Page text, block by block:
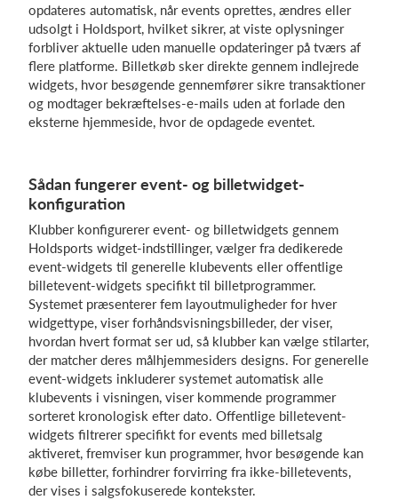
opdateres automatisk, når events oprettes, ændres eller
udsolgt i Holdsport, hvilket sikrer, at viste oplysninger
forbliver aktuelle uden manuelle opdateringer på tværs af
flere platforme. Billetkøb sker direkte gennem indlejrede
widgets, hvor besøgende gennemfører sikre transaktioner
og modtager bekræftelses-e-mails uden at forlade den
eksterne hjemmeside, hvor de opdagede eventet.
Sådan fungerer event- og billetwidget-
konfiguration
Klubber konfigurerer event- og billetwidgets gennem
Holdsports widget-indstillinger, vælger fra dedikerede
event-widgets til generelle klubevents eller offentlige
billetevent-widgets specifikt til billetprogrammer.
Systemet præsenterer fem layoutmuligheder for hver
widgettype, viser forhåndsvisningsbilleder, der viser,
hvordan hvert format ser ud, så klubber kan vælge stilarter,
der matcher deres målhjemmesiders designs. For generelle
event-widgets inkluderer systemet automatisk alle
klubevents i visningen, viser kommende programmer
sorteret kronologisk efter dato. Offentlige billetevent-
widgets filtrerer specifikt for events med billetsalg
aktiveret, fremviser kun programmer, hvor besøgende kan
købe billetter, forhindrer forvirring fra ikke-billetevents,
der vises i salgsfokuserede kontekster.